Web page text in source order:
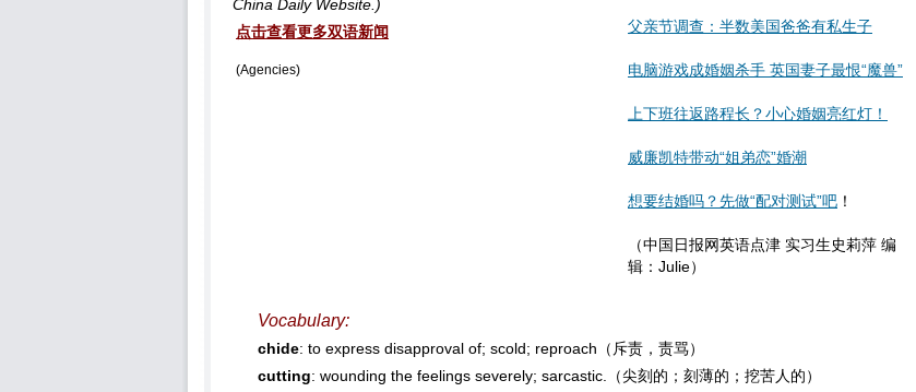
China Daily Website.)
点击查看更多双语新闻
(Agencies)
父亲节调查：半数美国爸爸有私生子
电脑游戏成婚姻杀手 英国妻子最恨“魔兽”‎
上下班往返路程长？小心婚姻亮红灯！
威廉凯特带动“姐弟恋”婚潮
想要结婚吗？先做“配对测试”吧 ！
（中国日报网英语点津 实习生史莉萍 编
辑：Julie）
Vocabulary:
chide: to express disapproval of; scold; reproach（斥责，责骂）
cutting: wounding the feelings severely; sarcastic.（尖刻的；刻薄的；挖苦人的）